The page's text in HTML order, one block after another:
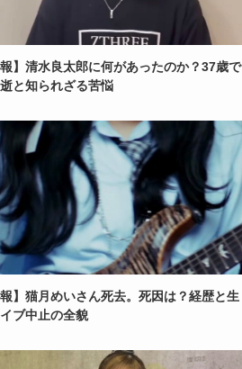
】清水良太郎に何があったのか？37歳で
と知られざる苦悩
】猫月めいさん死去。死因は？経歴と生
ブ中止の全貌